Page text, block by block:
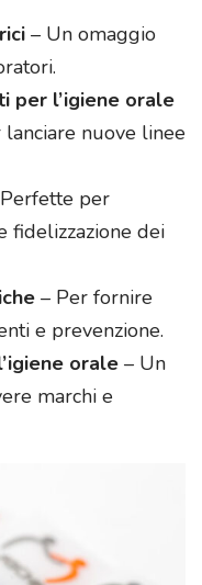
– Un omaggio
per l’igiene orale
nuove linee
per
fidelizzazione dei
– Per fornire
e prevenzione.
orale – Un
marchi e